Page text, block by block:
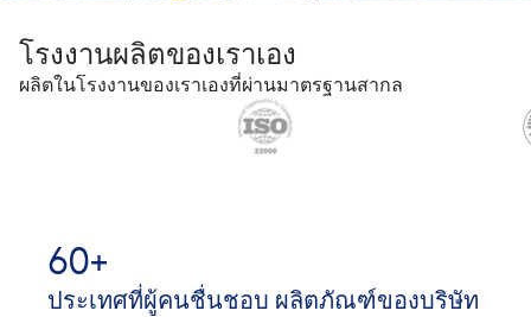
โรงงานผลิตของเราเอง
ผลิตในโรงงานของเราเองที่ผ่านมาตรฐานสากล
60+
ประเทศที่ผู้คนชื่นชอบ ผลิตภัณฑ์ของบริษัท